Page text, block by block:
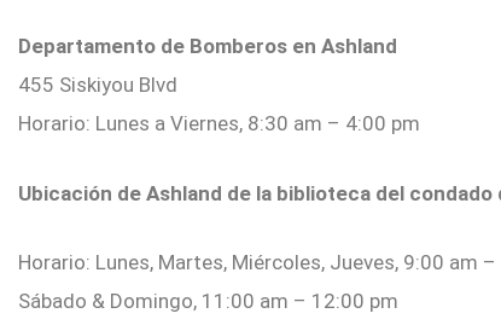
Departamento de Bomberos en Ashland
455 Siskiyou Blvd
Horario: Lunes a Viernes, 8:30 am – 4:00 pm
Ubicación de Ashland de la biblioteca del condado
Horario: Lunes, Martes, Miércoles, Jueves, 9:00 am
Sábado & Domingo, 11:00 am – 12:00 pm